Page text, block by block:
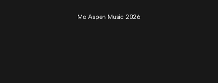
Mo Aspen Music 2026